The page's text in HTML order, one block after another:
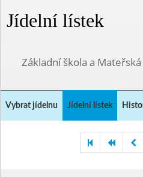
Jídelní lístek
Základní škola a
Vybrat jídelnu Jídelní lístek